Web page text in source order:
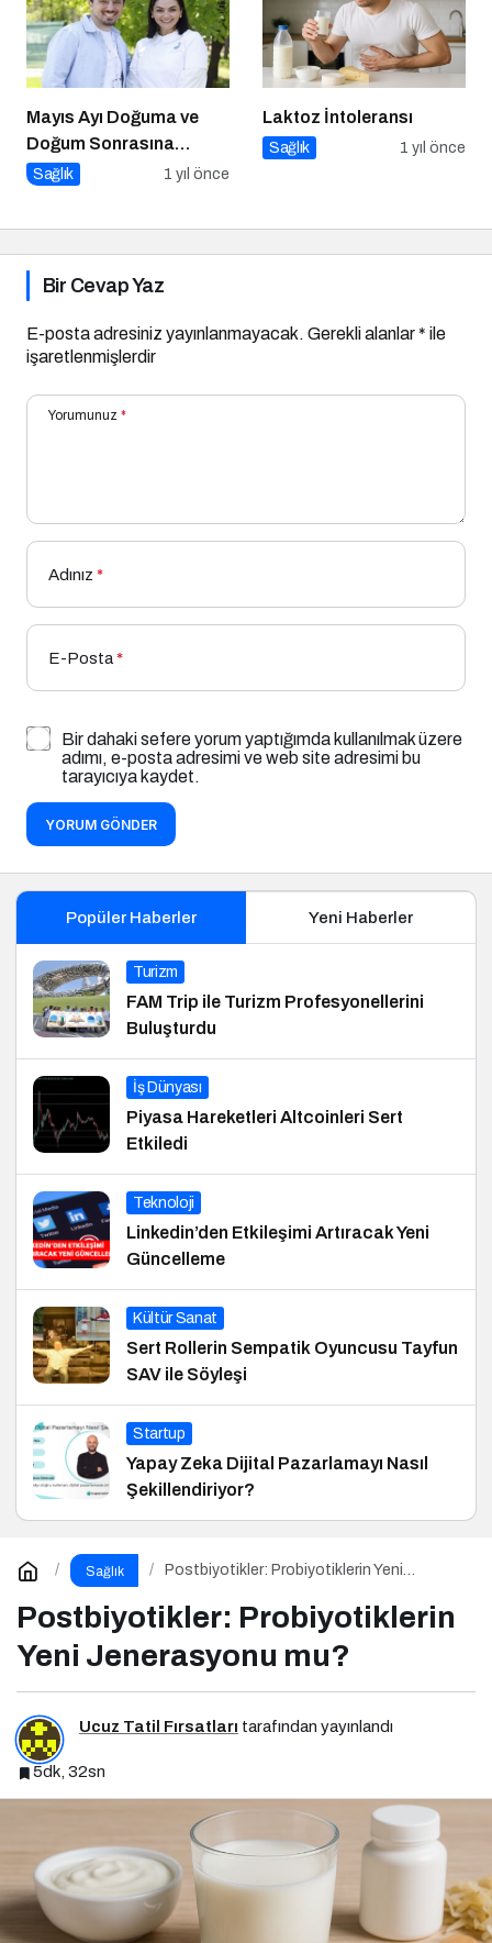
Mayıs Ayı Doğuma ve
Doğum Sonrasına
Hazırlık Atölyesi
Sağlık 1 yıl önce
Laktoz İntoleransı
Sağlık 1 yıl önce
Bir Cevap Yaz
E-posta adresiniz yayınlanmayacak. Gerekli alanlar* ile
işaretlenmişlerdir
Yorumunuz *
Adınız *
E-Posta*
Bir dahaki sefere yorum yaptığımda kullanılmak üzere
adımı, e-posta adresimi ve web site adresimi bu
tarayıcıya kaydet.
YORUM GÖNDER
Popüler Haberler Yeni Haberler
Turizm
FAM Trip ile Turizm Profesyonellerini
Buluşturdu
İş Dünyası
Piyasa Hareketleri Altcoinleri Sert
Etkiledi
Teknoloji
Linkedin’den Etkileşimi Artıracak Yeni
Güncelleme
Kültür Sanat
Sert Rollerin Sempatik Oyuncusu Tayfun
SAV ile Söyleşi
Startup
Yapay Zeka Dijital Pazarlamayı Nasıl
Şekillendiriyor?
Sağlık
Postbiyotikler: Probiyotiklerin Yeni
Postbiyotikler: Probiyotiklerin
Yeni Jenerasyonu mu?
Ucuz Tatil Fırsatları tarafından yayınlandı
5dk, 32sn